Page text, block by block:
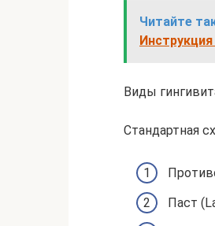
Читайте
Виды
Стандартная
Паст